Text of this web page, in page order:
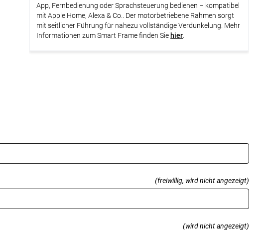
App, Fernbedienung oder Sprachsteuerung bedienen – kompatibel
mit Apple Home, Alexa & Co.. Der motorbetriebene Rahmen sorgt
mit seitlicher Führung für nahezu vollständige Verdunkelung. Mehr
Informationen zum Smart Frame finden Sie hier
(freiwillig, wird nicht angezeigt)
(wird nicht angezeigt)